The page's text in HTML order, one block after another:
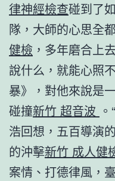
律神經檢查碰到了
隊，大師的心思全
健檢 ，多年磨合上
說什么，就能心照
暴》，對他來說是
碰撞新竹 超音波
浩回想，五百導演
的沖擊新竹 成人健
案情、打德律風，